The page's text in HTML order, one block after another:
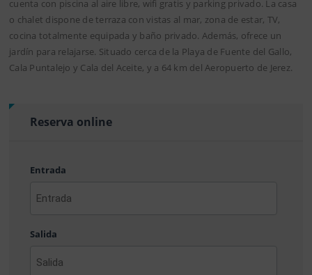
cuenta con piscina al aire libre, wifi gratis y parking privado. La casa
o chalet dispone de terraza con vistas al mar, zona de estar, TV,
cocina totalmente equipada y baño privado. Además, ofrece un
jardín para relajarse. Situado cerca de la Playa de Fuente del Gallo,
Cala Puntalejo y Cala del Aceite, y a 64 km del Aeropuerto de Jerez.
Reserva online
Entrada
AAAA
MM
DD
Salida
AAAA